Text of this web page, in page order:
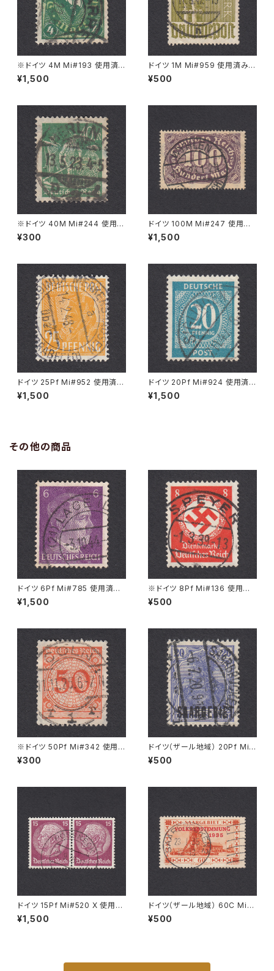
※ドイツ 4M Mi#193 使用済
み切手｜VARREL 30.11.1922
¥1,500
ドイツ 1M Mi#959 使用済み切
手｜STENDAL 11.8.1947
¥500
※ドイツ 40M Mi#244 使用済
み切手｜BERLIN 13.5.1923
¥300
ドイツ 100M Mi#247 使用済
み切手｜WYHLEN 10.5.1923
¥1,500
ドイツ 25Pf Mi#952 使用済み
切手｜MERKERSHAUSEN 14.
2.1948
¥1,500
ドイツ 20Pf Mi#924 使用済み
切手｜SIGLINGEN 7.11.1947
¥1,500
その他の商品
ドイツ 6Pf Mi#785 使用済み
切手｜LAGE 3.10.1944
¥1,500
※ドイツ 8Pf Mi#136 使用済
み切手｜SPEYER 1.3.1939
¥500
※ドイツ 50Pf Mi#342 使用済
み切手｜CÖLN 11.11.1925
¥300
ドイツ（ザール地域） 20Pf Mi#
35 使用済み切手｜SAARBRÜ
CKEN 6.7.1920
¥500
ドイツ 15Pf Mi#520 X 使用済
み切手｜PÖSSNECK 22.9.19
36
¥1,500
ドイツ（ザール地域） 60C Mi#1
86 使用済み切手｜SAARBRÜ
CKEN 23.1.1935
¥500